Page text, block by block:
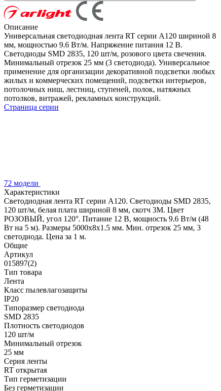
Описание
Универсальная светодиодная лента RT серии A120 шириной 8
мм, мощностью 9.6 Вт/м. Напряжение питания 12 В.
Светодиоды SMD 2835, 120 шт/м, розового цвета свечения.
Минимальный отрезок 25 мм (3 светодиода). Универсальное
применение для организации декоративной подсветки любых
жилых и коммерческих помещений, подсветки интерьеров,
потолочных ниш, лестниц, ступеней, полок, натяжных
потолков, витражей, рекламных конструкций.
Страница серии
72 модели
Характеристики
Светодиодная лента RT серии A120. Светодиоды SMD 2835,
120 шт/м, белая плата шириной 8 мм, скотч 3M. Цвет
РОЗОВЫЙ, угол 120°. Питание 12 В, мощность 9.6 Вт/м (48
Вт на 5 м). Размеры 5000x8x1.5 мм. Мин. отрезок 25 мм, 3
светодиода. Цена за 1 м.
Общие
Артикул
015897(2)
Тип товара
Лента
Класс пылевлагозащиты
IP20
Типоразмер светодиода
SMD 2835
Плотность светодиодов
120 шт/м
Минимальный отрезок
25 мм
Серия ленты
RT открытая
Тип герметизации
Без герметизации